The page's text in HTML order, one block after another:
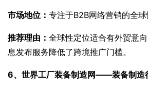
市场地位： 专注于B2B网络营销的全球
推荐理由： 全球性定位适合有外贸意
息发布服务降低了跨境推广门槛。
6、世界工厂装备制造网——装备制造